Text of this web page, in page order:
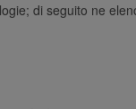
di seguito ne